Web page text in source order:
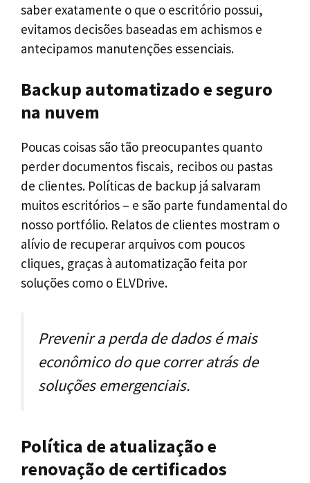
saber exatamente o que o escritório possui,
evitamos decisões baseadas em achismos e
antecipamos manutenções essenciais.
Backup automatizado e seguro
na nuvem
Poucas coisas são tão preocupantes quanto
perder documentos fiscais, recibos ou pastas
de clientes. Políticas de backup já salvaram
muitos escritórios – e são parte fundamental do
nosso portfólio. Relatos de clientes mostram o
alívio de recuperar arquivos com poucos
cliques, graças à automatização feita por
soluções como o ELVDrive.
Prevenir a perda de dados é mais
econômico do que correr atrás de
soluções emergenciais.
Política de atualização e
renovação de certificados